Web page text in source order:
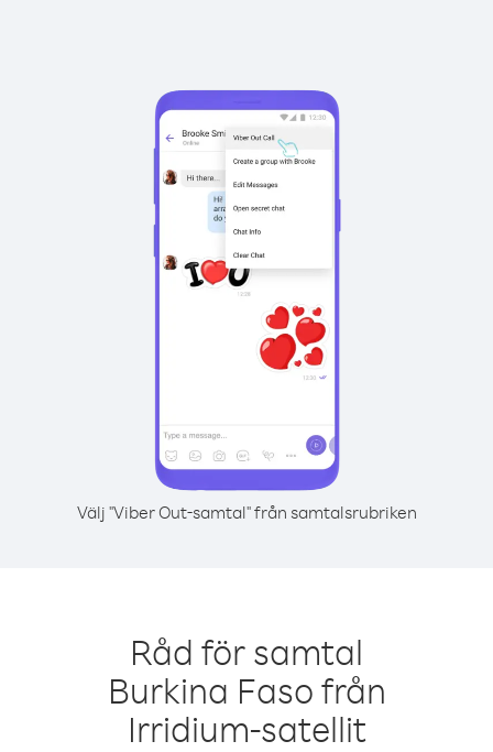
Välj "Viber Out-samtal" från samtalsrubriken
Råd för samtal
Burkina Faso från
Irridium-satellit